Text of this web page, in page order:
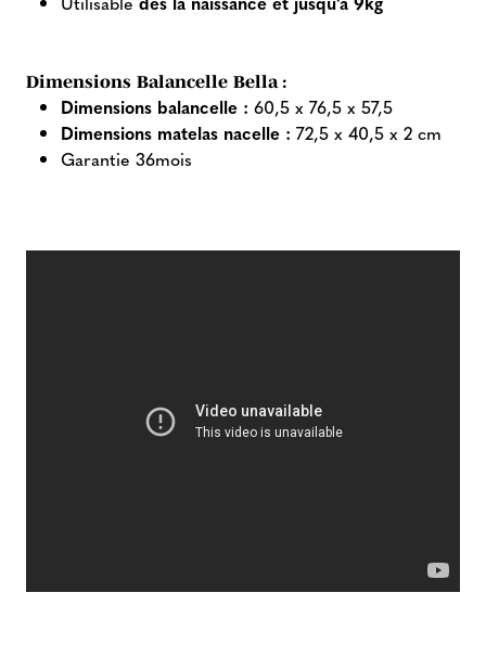
Dimensions Balancelle Bella :
Dimensions balancelle : 60,5 x 76,5 x 57,5
Dimensions matelas nacelle : 72,5 x 40,5 x 2 cm
Garantie 36mois